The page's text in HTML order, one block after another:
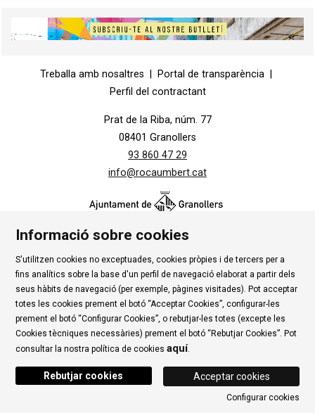
Treballa amb nosaltres
Portal de transparència
Perfil del contractant
Prat de la Riba, núm. 77
08401 Granollers
93 860 47 29
info@rocaumbert.cat
Contacte | Instància Genèrica | Alta Tercers
|
Ús de Cookies
| Política de privadesa | Avís Legal
|
Condicions d'ús Roca Umbert
Link a rssLink a instagramLink a youtubeLink a twitter
Link
Informació sobre cookies
S'utilitzen cookies no exceptuades, cookies pròpies i de tercers per a
fins analítics sobre la base d'un perfil de navegació elaborat a partir dels
seus hàbits de navegació (per exemple, pàgines visitades). Pot acceptar
totes les cookies prement el botó “Acceptar Cookies”, configurar-les
prement el botó “Configurar Cookies”, o rebutjar-les totes (excepte les
Cookies tècniques necessàries) prement el botó “Rebutjar Cookies”. Pot
consultar la nostra política de cookies aquí.
Acceptar cookies
Rebutjar cookies
Configurar cookies